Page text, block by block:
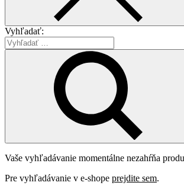
Vyhľadať:
Vaše vyhľadávanie momentálne nezahŕňa
Pre vyhľadávanie v e-shope prejdite sem.